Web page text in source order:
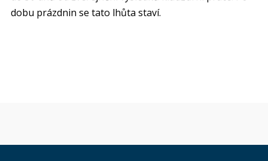
dobu prázdnin se tato lhůta staví.